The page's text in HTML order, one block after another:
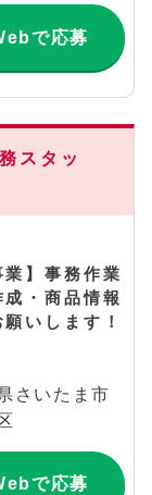
で応募
スタッ
業】事務作業
・商品情報
いします！
さいたま市
で応募